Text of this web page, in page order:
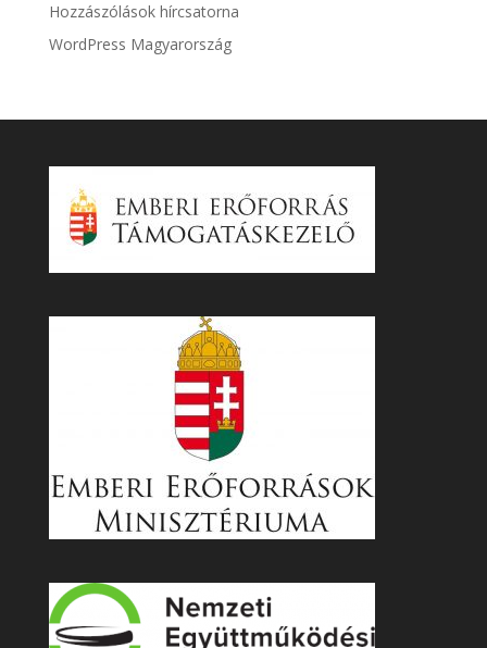
Hozzászólások hírcsatorna
WordPress Magyarország